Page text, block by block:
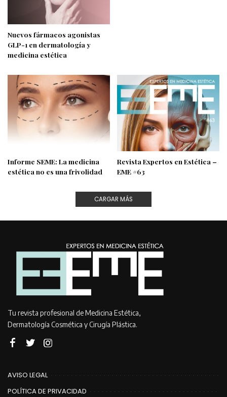
Nuevos fármacos agonistas
GLP-1 en dermatología y
medicina estética
Informe SEME: La medicina
estética no es una frivolidad
Revista Expertos en Estética –
EME #63
CARGAR MÁS
Tu revista profesional de Medicina Estética,
Dermatología Cosmética y Cirugía Plástica.
AVISO LEGAL
POLÍTICA DE PRIVACIDAD